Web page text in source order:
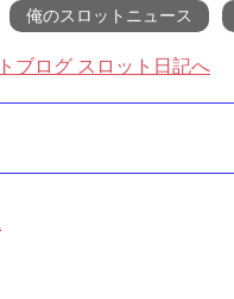
俺のスロットニュース